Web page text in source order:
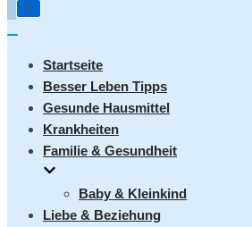
Startseite
Besser Leben Tipps
Gesunde Hausmittel
Krankheiten
Familie & Gesundheit
Baby & Kleinkind
Liebe & Beziehung